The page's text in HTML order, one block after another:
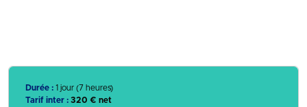
Durée : 1 jour (7 heures)
Tarif inter : 320 € net